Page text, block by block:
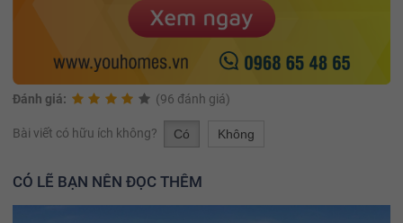
Đánh giá: (96 đánh giá)
Bài viết có hữu ích không? Có Không
CÓ LẼ BẠN NÊN ĐỌC THÊM